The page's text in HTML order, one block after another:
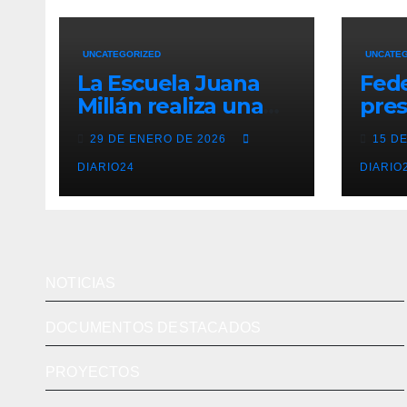
UNCATEGORIZED
La Escuela Juana
Millán realiza una
convocatoria de
becas para mujeres
emprendedoras
andaluzas
29 DE ENERO DE 2026
DIARIO24
de
15